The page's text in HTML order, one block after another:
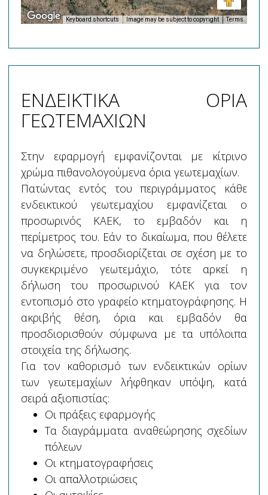
Keyboard shortcuts Image may be subject to copyright Terms
ΕΝΔΕΙΚΤΙΚΑ ΟΡΙΑ
ΓΕΩΤΕΜΑΧΙΩΝ
Στην εφαρμογή εμφανίζονται με κίτρινο
χρώμα πιθανολογούμενα όρια γεωτεμαχίων.
Πατώντας εντός του περιγράμματος κάθε
ενδεικτικού γεωτεμαχίου εμφανίζεται ο
προσωρινός ΚΑΕΚ, το εμβαδόν και η
περίμετρος του. Εάν το δικαίωμα, που θέλετε
να δηλώσετε, προσδιορίζεται σε σχέση με το
συγκεκριμένο γεωτεμάχιο, τότε αρκεί η
δήλωση του προσωρινού ΚΑΕΚ για τον
εντοπισμό στο γραφείο κτηματογράφησης. Η
ακριβής θέση, όρια και εμβαδόν θα
προσδιορισθούν σύμφωνα με τα υπόλοιπα
στοιχεία της δήλωσης.
Για τον καθορισμό των ενδεικτικών ορίων
των γεωτεμαχίων λήφθηκαν υπόψη, κατά
σειρά αξιοπιστίας:
Οι πράξεις εφαρμογής
Τα διαγράμματα αναθεώρησης σχεδίων
πόλεων
Οι κτηματογραφήσεις
Οι απαλλοτριώσεις